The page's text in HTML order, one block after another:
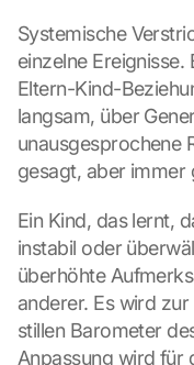
Systemische
einzelne
Eltern-Kind-
langsam, über
unausgesprochene
gesagt, aber immer
Ein Kind, das lernt,
instabil oder
überhöhte
anderer. Es wird
stillen Barometer
Anpassung wird für